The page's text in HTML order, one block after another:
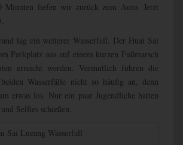
Minuten liefen wir zurück zum Auto. Jetzt
lag ein weiterer Wasserfall. Der Huai Sai
Parkplatz aus auf einem kurzen Fußmarsch
erreicht werden. Vermutlich fuhren die
Wasserfälle nicht so häufig an, denn
etwas los. Nur ein paar Jugendliche hatten
Selfies schießen.